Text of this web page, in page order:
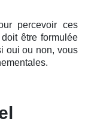
percevoir ces
être formulée
oui ou non, vous